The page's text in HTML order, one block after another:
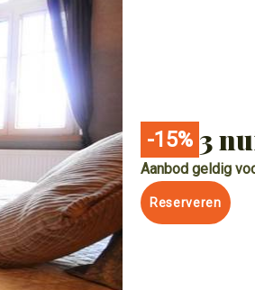
-15% 3
Aanbod geldig
Reserveren